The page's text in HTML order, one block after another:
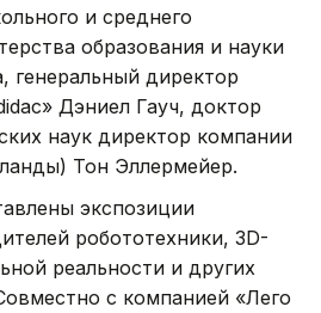
и среднего
образования и науки
директор
Дэниел Гауч, доктор
наук директор компании
Тон Эллермейер.
экспозиции
робототехники, 3D-
реальности и других
с компанией «Лего